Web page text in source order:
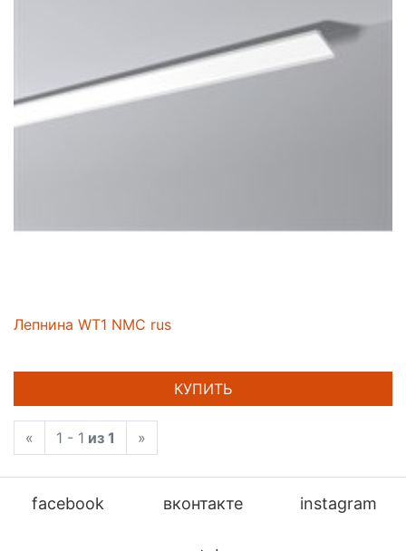
Лепнина WT1 NMC rus
КУПИТЬ
« 1 - 1 из 1 »
facebook вконтакте instagram